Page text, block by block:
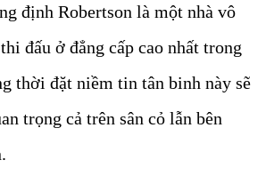
định Robertson là một nhà vô
đấu ở đẳng cấp cao nhất trong
thời đặt niềm tin tân binh này sẽ
trọng cả trên sân cỏ lẫn bên